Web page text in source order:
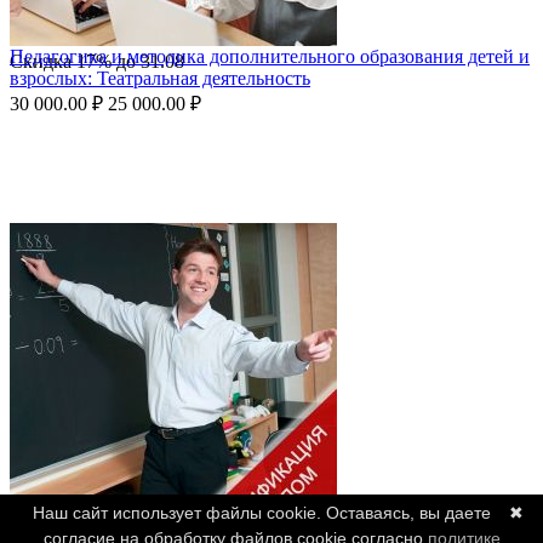
Скидка17%до31.08
Педагогика и методика дополнительного образования детей и
взрослых: Театральная деятельность
30 000.00 ₽ 25 000.00 ₽
✖
Наш сайт использует файлы cookie. Оставаясь, вы даете
согласие на обработку файлов cookie согласно политике